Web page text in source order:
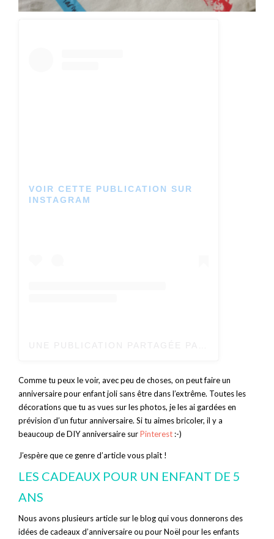
VOIR CETTE PUBLICATION SUR
INSTAGRAM
Comme tu peux le voir, avec peu de choses, on peut faire un
anniversaire pour enfant joli sans être dans l’extrême. Toutes les
décorations que tu as vues sur les photos, je les ai gardées en
prévision d’un futur anniversaire. Si tu aimes bricoler, il y a
beaucoup de DIY anniversaire surPinterest :-)
J’espère que ce genre d’article vous plaît !
LES CADEAUX POUR UN ENFANT DE 5
ANS
Nous avons plusieurs article sur le blog qui vous donnerons des
idées de cadeaux d’anniversaire ou pour Noël pour les enfants